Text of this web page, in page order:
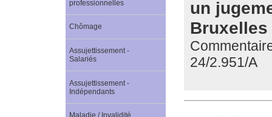
un
Bruxelles
24/2.951/A
professionnelles
Chômage
Assujettissement -
Salariés
Assujettissement -
Indépendants